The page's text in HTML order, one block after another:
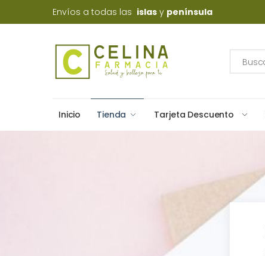
Envíos a todas las islas y península
Inicio Tienda Tarjeta Descuento